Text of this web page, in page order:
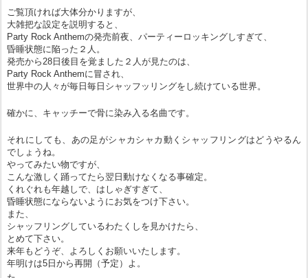
ご覧頂ければ大体分かりますが、
大雑把な設定を説明すると、
Party Rock Anthemの発売前夜、パーティーロッキングしすぎて、
昏睡状態に陥った２人。
発売から28日後目を覚ました２人が見たのは、
Party Rock Anthemに冒され、
世界中の人々が毎日毎日シャッフッリングをし続けている世界。
確かに、キャッチーで骨に染み入る名曲です。
それにしても、あの足がシャカシャカ動くシャッフリングはどうやるん
でしょうね。
やってみたい物ですが、
こんな激しく踊ってたら翌日動けなくなる事確定。
くれぐれも年越しで、はしゃぎすぎて、
昏睡状態にならないようにお気をつけ下さい。
また、
シャッフリングしているわたくしを見かけたら、
とめて下さい。
来年もどうぞ、よろしくお願いいたします。
年明けは5日から再開（予定）よ。